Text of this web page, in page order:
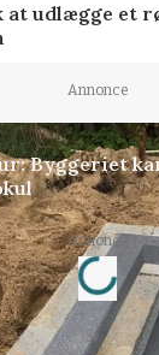
at udlægge et
Annonce
Byggeriet
Annonce
Loading...